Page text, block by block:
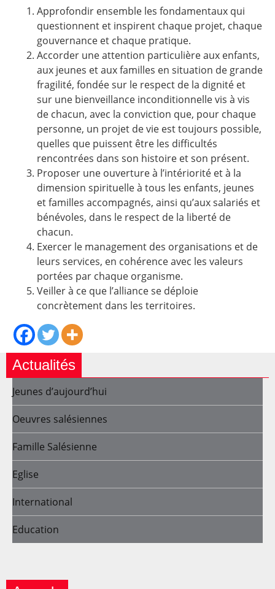
Approfondir ensemble les fondamentaux qui
questionnent et inspirent chaque projet, chaque
gouvernance et chaque pratique.
Accorder une attention particulière aux enfants,
aux jeunes et aux familles en situation de grande
fragilité, fondée sur le respect de la dignité et
sur une bienveillance inconditionnelle vis à vis
de chacun, avec la conviction que, pour chaque
personne, un projet de vie est toujours possible,
quelles que puissent être les difficultés
rencontrées dans son histoire et son présent.
Proposer une ouverture à l’intériorité et à la
dimension spirituelle à tous les enfants, jeunes
et familles accompagnés, ainsi qu’aux salariés et
bénévoles, dans le respect de la liberté de
chacun.
Exercer le management des organisations et de
leurs services, en cohérence avec les valeurs
portées par chaque organisme.
Veiller à ce que l’alliance se déploie
concrètement dans les territoires.
Actualités
Jeunes d’aujourd’hui
Oeuvres salésiennes
Famille Salésienne
Eglise
International
Education